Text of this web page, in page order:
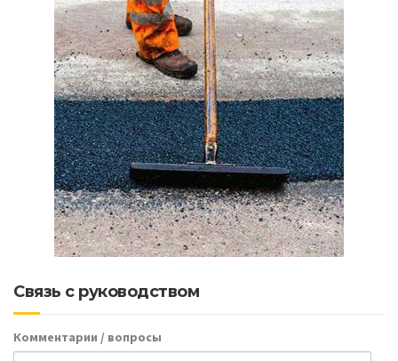
Связь с руководством
Комментарии / вопросы